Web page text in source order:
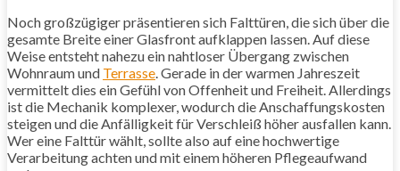
Noch großzügiger präsentieren sich Falttüren, die sich über die
gesamte Breite einer Glasfront aufklappen lassen. Auf diese
Weise entsteht nahezu ein nahtloser Übergang zwischen
Wohnraum und Terrasse . Gerade in der warmen Jahreszeit
vermittelt dies ein Gefühl von Offenheit und Freiheit. Allerdings
ist die Mechanik komplexer, wodurch die Anschaffungskosten
steigen und die Anfälligkeit für Verschleiß höher ausfallen kann.
Wer eine Falttür wählt, sollte also auf eine hochwertige
Verarbeitung achten und mit einem höheren Pflegeaufwand